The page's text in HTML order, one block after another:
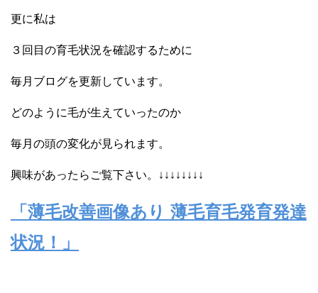
更に私は
３回目の育毛状況を確認するために
毎月ブログを更新しています。
どのように毛が生えていったのか
毎月の頭の変化が見られます。
興味があったらご覧下さい。↓↓↓↓↓↓↓↓
「薄毛改善画像あり 薄毛育毛発育発達
状況！」